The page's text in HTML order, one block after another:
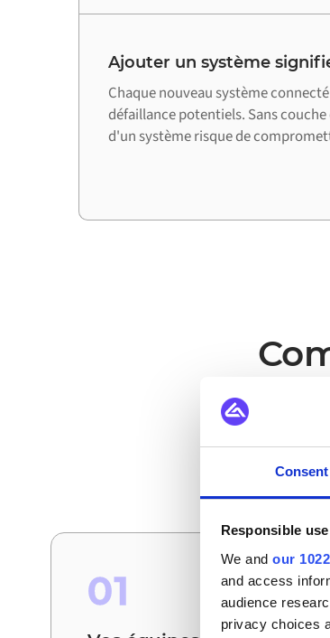
Consent
Responsible
We and our
and access
audience
privacy choices
Ajouter un système
Chaque nouveau système
défaillance potentiels. Sans
d'un système risque de
Voici les
01